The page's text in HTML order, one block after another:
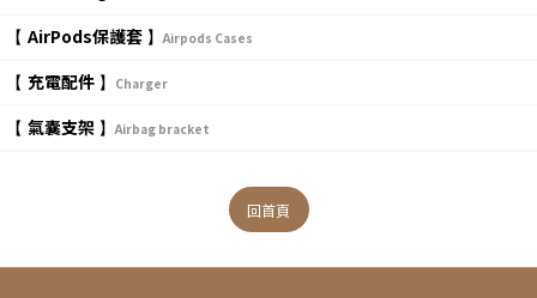
【 AirPods保護套 】Airpods Cases
【 充電配件 】 Charger
【 氣囊支架 】Airbag bracket
回首頁